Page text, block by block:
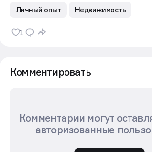
Личный опыт Недвижимость
1
Комментировать
Комментарии могут
авторизованные